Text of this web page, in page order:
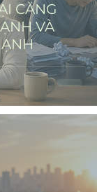
CĂNG
VÀ